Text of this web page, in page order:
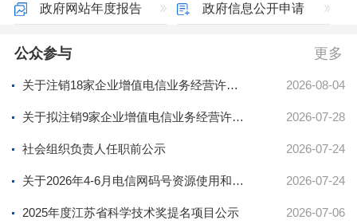
政府网站年度报告 政府信息公开申请
公众参与 更多
关于注销18家企业增值电信业务经营许可证的通告 2026-08-04
关于拟注销9家企业增值电信业务经营许可的公示 2026-07-28
社会组织负责人任职前公示 2026-07-24
关于2026年4-6月电信网码号资源使用和调整审批情况的公告 2026-07-24
2025年度江苏省科学技术奖提名项目公示 2026-07-06